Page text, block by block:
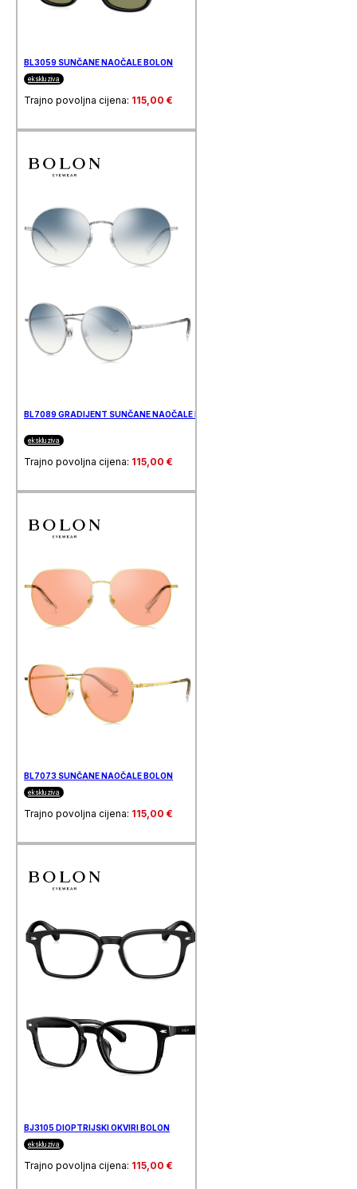
BL3059 SUNČANE NAOČALE BOLON
ekskluziva
Trajno povoljna cijena: 115,00 €
BL7089 GRADIJENT SUNČANE NAOČALE BOLON
ekskluziva
Trajno povoljna cijena: 115,00 €
BL7073 SUNČANE NAOČALE BOLON
ekskluziva
Trajno povoljna cijena: 115,00 €
BJ3105 DIOPTRIJSKI OKVIRI BOLON
ekskluziva
Trajno povoljna cijena: 115,00 €